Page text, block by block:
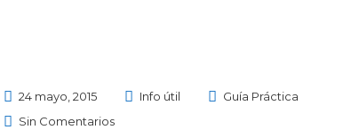
24 mayo, 2015 Info útil
Guía Práctica
Sin Comentarios